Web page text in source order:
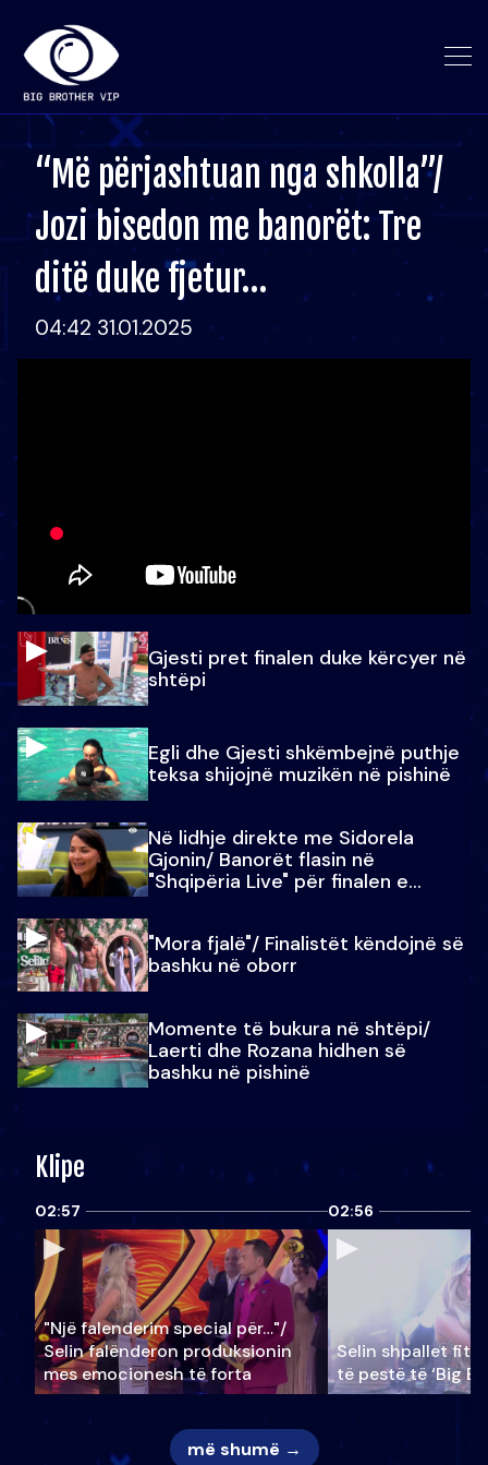
“Më përjashtuan nga shkolla”/
Jozi bisedon me banorët: Tre
ditë duke fjetur…
04:42 31.01.2025
Gjesti pret finalen duke kërcyer në
shtëpi
Egli dhe Gjesti shkëmbejnë puthje
teksa shijojnë muzikën në pishinë
Në lidhje direkte me Sidorela
Gjonin/ Banorët flasin në
"Shqipëria Live" për finalen e
"Mora fjalë"/ Finalistët këndojnë së
bashku në oborr
Momente të bukura në shtëpi/
Laerti dhe Rozana hidhen së
bashku në pishinë
Klipe
02:57
"Një falenderim special për…"/
Selin falënderon produksionin
mes emocionesh të forta
02:56
Selin shpallet
të pestë të ‘Big
më shumë →